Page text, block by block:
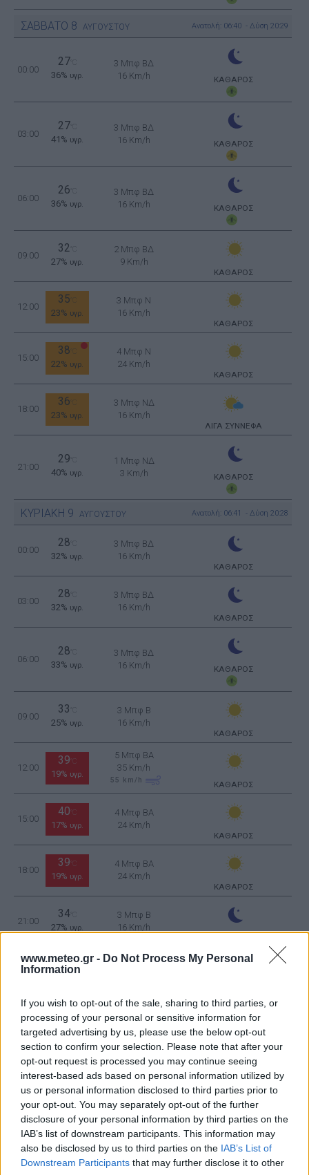
www.meteo.gr - Do Not Process My Personal
Information
If you wish to opt-out of the sale, sharing to third parties, or
processing of your personal or sensitive information for
targeted advertising by us, please use the below opt-out
section to confirm your selection. Please note that after your
opt-out request is processed you may continue seeing
interest-based ads based on personal information utilized by
us or personal information disclosed to third parties prior to
your opt-out. You may separately opt-out of the further
disclosure of your personal information by third parties on the
IAB’s list of downstream participants. This information may
also be disclosed by us to third parties on the IAB’s List of
Downstream Participants that may further disclose it to other
ΣΑΒΒΑΤΟ 8 ΑΥΓΟΥΣΤΟΥ Ανατολή: 06:40 - Δύση 20:29
00:00
27
36% υγρ.
3 Μπφ ΒΔ
16 Km/h
ΚΑΘΑΡΟΣ
03:00
27
41% υγρ.
3 Μπφ ΒΔ
16 Km/h
ΚΑΘΑΡΟΣ
06:00
26
36% υγρ.
3 Μπφ ΒΔ
16 Km/h
ΚΑΘΑΡΟΣ
09:00
32
27% υγρ.
2 Μπφ ΒΔ
9 Km/h
ΚΑΘΑΡΟΣ
12:00
35
23% υγρ.
3 Μπφ N
16 Km/h
ΚΑΘΑΡΟΣ
15:00
38
22% υγρ.
4 Μπφ N
24 Km/h
ΚΑΘΑΡΟΣ
18:00
36
23% υγρ.
3 Μπφ ΝΔ
16 Km/h
ΛΙΓΑ ΣΥΝΝΕΦΑ
21:00
29
40% υγρ.
1 Μπφ ΝΔ
3 Km/h
ΚΑΘΑΡΟΣ
ΚΥΡΙΑΚΗ 9 ΑΥΓΟΥΣΤΟΥ Ανατολή: 06:41 - Δύση 20:28
00:00
28
32% υγρ.
3 Μπφ ΒΔ
16 Km/h
ΚΑΘΑΡΟΣ
03:00
28
32% υγρ.
3 Μπφ ΒΔ
16 Km/h
ΚΑΘΑΡΟΣ
06:00
28
33% υγρ.
3 Μπφ ΒΔ
16 Km/h
ΚΑΘΑΡΟΣ
09:00
33
25% υγρ.
3 Μπφ B
16 Km/h
ΚΑΘΑΡΟΣ
12:00
39 °C
19% υγρ.
5 Μπφ BA
35 Km/h
55 km/h ΚΑΘΑΡΟΣ
15:00
40 °C
17% υγρ.
4 Μπφ BA
24 Km/h
ΚΑΘΑΡΟΣ
18:00
39 °C
19% υγρ.
4 Μπφ BA
24 Km/h
ΚΑΘΑΡΟΣ
21:00
34°C
27% υγρ.
3 Μπφ B
16 Km/h
ΔΕΥΤΕΡΑ10 ΑΥΓΟΥΣΤΟΥ Ανατολή: 06:42 - Δύση 20:27
00:00
27% υγρ.
16 Km/h
ΚΑΘΑΡΟΣ
03:00
4 Μπφ B
24 Km/h
ΚΑΘΑΡΟΣ
31°C
31%υγρ.
4 Μπφ B
24 Km/h
ΚΑΘΑΡΟΣ
09:00
34°C
24% υγρ.
5 Μπφ BA
35 Km/h
55km/h ΚΑΘΑΡΟΣ